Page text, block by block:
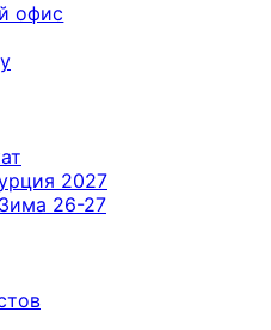
офис
2027
26-27